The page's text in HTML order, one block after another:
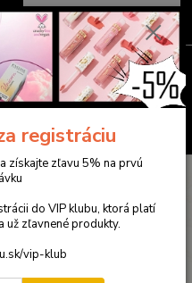
Menu
0ks
za 0,00 €
maska pod oči CRYSTAL
pod oči
registráciu
získajte zľavu 5% na prvú
do VIP klubu, ktorá platí
už zľavnené produkty.
vip-klub